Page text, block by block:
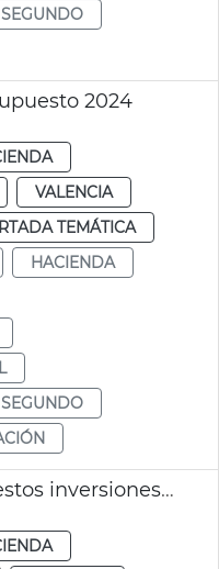
2024
VALENCIA
TEMÁTICA
HACIENDA
Modificación presupuestos inversiones 15 millones dana valéncia